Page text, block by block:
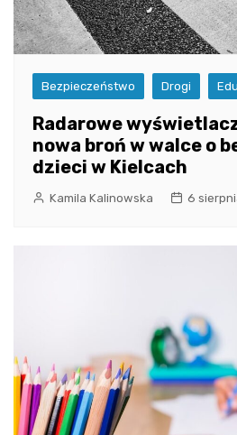
Bezpieczeństwo Drogi
Radarowe
nowa broń w walce o
dzieci w Kielcach
Kamila Kalinowska 6